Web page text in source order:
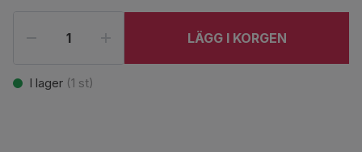
LÄGG I KORGEN
I lager (1 st)